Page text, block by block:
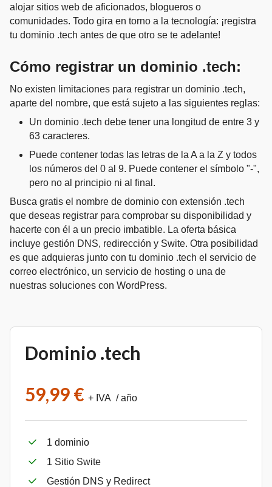
alojar sitios web de aficionados, blogueros o
comunidades. Todo gira en torno a la tecnología: ¡registra
tu dominio .tech antes de que otro se te adelante!
Cómo registrar un dominio .tech:
No existen limitaciones para registrar un dominio .tech,
aparte del nombre, que está sujeto a las siguientes reglas:
Un dominio .tech debe tener una longitud de entre 3 y
63 caracteres.
Puede contener todas las letras de la A a la Z y todos
los números del 0 al 9. Puede contener el símbolo "-",
pero no al principio ni al final.
Busca gratis el nombre de dominio con extensión .tech
que deseas registrar para comprobar su disponibilidad y
hacerte con él a un precio imbatible. La oferta básica
incluye gestión DNS, redirección y Swite. Otra posibilidad
es que adquieras junto con tu dominio .tech el servicio de
correo electrónico, un servicio de hosting o una de
nuestras soluciones con WordPress.
Dominio .tech
59,99 € + IVA / año
1 dominio
1 Sitio Swite
Gestión DNS y Redirect